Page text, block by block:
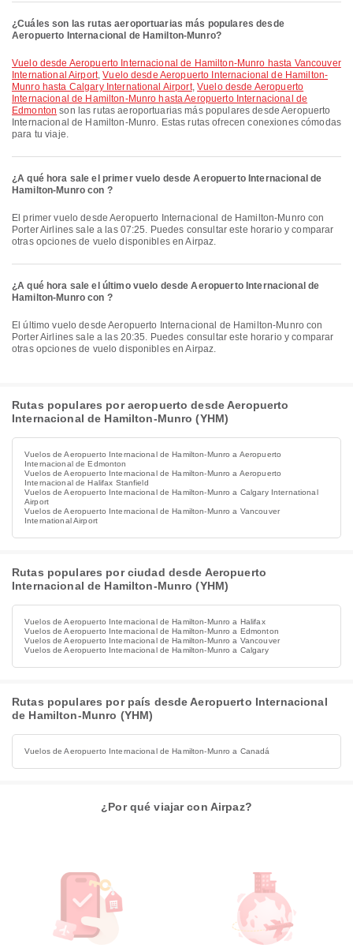
¿Cuáles son las rutas aeroportuarias más populares desde
Aeropuerto Internacional de Hamilton-Munro?
Vuelo desde Aeropuerto Internacional de Hamilton-Munro hasta Vancouver
International Airport,Vuelo desde Aeropuerto Internacional de Hamilton-
Munro hasta Calgary International Airport,Vuelo desde Aeropuerto
Internacional de Hamilton-Munro hasta Aeropuerto Internacional de
Edmonton son las rutas aeroportuarias más populares desde Aeropuerto
Internacional de Hamilton-Munro. Estas rutas ofrecen conexiones cómodas
para tu viaje.
¿A qué hora sale el primer vuelo desde Aeropuerto Internacional de
Hamilton-Munro con ?
El primer vuelo desde Aeropuerto Internacional de Hamilton-Munro con
Porter Airlines sale a las 07:25. Puedes consultar este horario y comparar
otras opciones de vuelo disponibles en Airpaz.
¿A qué hora sale el último vuelo desde Aeropuerto Internacional de
Hamilton-Munro con ?
El último vuelo desde Aeropuerto Internacional de Hamilton-Munro con
Porter Airlines sale a las 20:35. Puedes consultar este horario y comparar
otras opciones de vuelo disponibles en Airpaz.
Rutas populares por aeropuerto desde Aeropuerto
Internacional de Hamilton-Munro (YHM)
Vuelos de Aeropuerto Internacional de Hamilton-Munro a Aeropuerto
Internacional de Edmonton
Vuelos de Aeropuerto Internacional de Hamilton-Munro a Aeropuerto
Internacional de Halifax Stanfield
Vuelos de Aeropuerto Internacional de Hamilton-Munro a Calgary International
Airport
Vuelos de Aeropuerto Internacional de Hamilton-Munro a Vancouver
International Airport
Rutas populares por ciudad desde Aeropuerto
Internacional de Hamilton-Munro (YHM)
Vuelos de Aeropuerto Internacional de Hamilton-Munro a Halifax
Vuelos de Aeropuerto Internacional de Hamilton-Munro a Edmonton
Vuelos de Aeropuerto Internacional de Hamilton-Munro a Vancouver
Vuelos de Aeropuerto Internacional de Hamilton-Munro a Calgary
Rutas populares por país desde Aeropuerto Internacional
de Hamilton-Munro (YHM)
Vuelos de Aeropuerto Internacional de Hamilton-Munro a Canadá
¿Por qué viajar con Airpaz?